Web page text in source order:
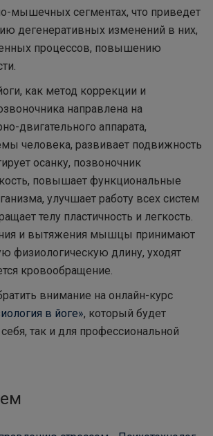
мышечных сегментах, что приведет
дегенеративных изменений в них,
процессов, повышению
как метод коррекции и
направлена на
двигательного аппарата,
человека, развивает подвижность
осанку, позвоночник
повышает функциональные
улучшает работу всех систем
телу пластичность и легкость.
и вытяжения мышцы принимают
физиологическую длину, уходят
кровообращение.
внимание на онлайн-курс
в йоге», который будет
так и для профессиональной